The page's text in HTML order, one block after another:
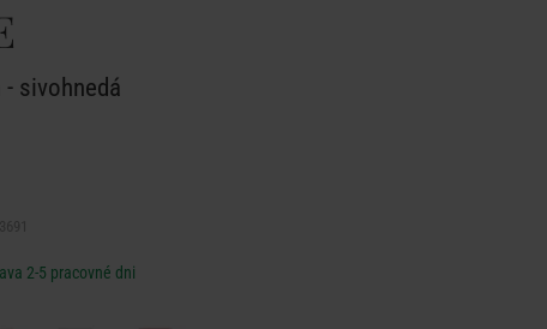
sivohnedá
2-5 pracovné dni